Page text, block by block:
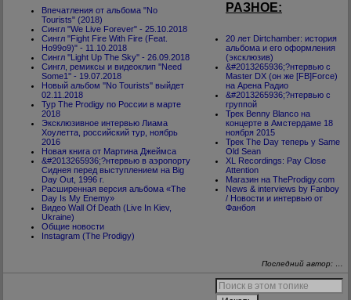
Впечатления от альбома "No
Tourists" (2018)
Сингл "We Live Forever" - 25.10.2018
Сингл "Fight Fire With Fire (Feat.
Ho99o9)" - 11.10.2018
Сингл ''Light Up The Sky'' - 26.09.2018
Сингл, ремиксы и видеоклип ''Need
Some1'' - 19.07.2018
Новый альбом ''No Tourists'' выйдет
02.11.2018
Тур The Prodigy по России в марте
2018
Эксклюзивное интервью Лиама
Хоулетта, российский тур, ноябрь
2016
Новая книга от Мартина Джеймса
&#2013265936;?нтервью в аэропорту
Сиднея перед выступлением на Big
Day Out, 1996 г.
Расширенная версия альбома «The
Day Is My Enemy»
Видео Wall Of Death (Live In Kiev,
Ukraine)
Общие новости
Instagram (The Prodigy)
РАЗНОЕ:
20 лет Dirtchamber: история
альбома и его оформления
(эксклюзив)
&#2013265936;?нтервью с
Master DX (он же [FB]Force)
на Арена Радио
&#2013265936;?нтервью с
группой
Трек Benny Blanco на
концерте в Амстердаме 18
ноября 2015
Трек The Day теперь у Same
Old Sean
XL Recordings: Pay Close
Attention
Магазин на TheProdigy.com
News & interviews by Fanboy
/ Новости и интервью от
Фанбоя
Последний автор: …